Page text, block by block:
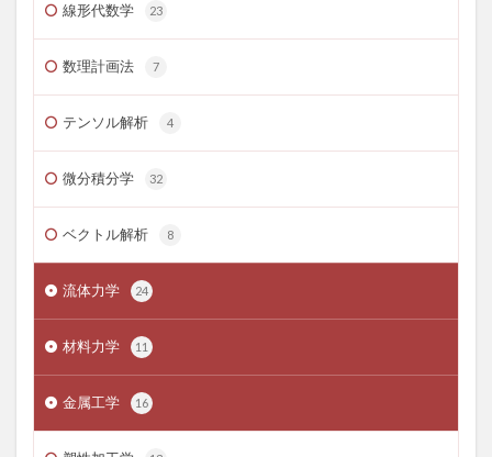
線形代数学 23
数理計画法 7
テンソル解析 4
微分積分学 32
ベクトル解析 8
流体力学 24
材料力学 11
金属工学 16